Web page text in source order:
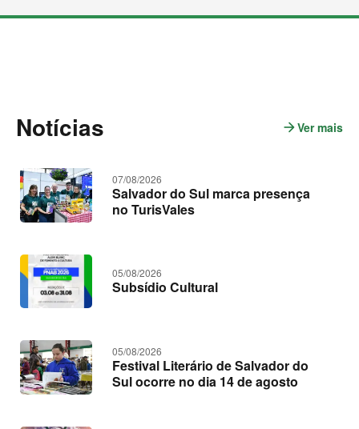
M
Notícias arrow_forwardVer mais
07/08/2026
Salvador do Sul marca presença
no TurisVales
05/08/2026
Subsídio Cultural
05/08/2026
Festival Literário de Salvador do
Sul ocorre no dia 14 de agosto